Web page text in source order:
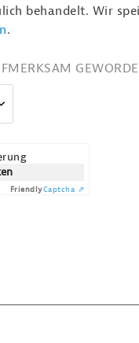
behandelt. Wir
.
FriendlyCaptcha ⇗